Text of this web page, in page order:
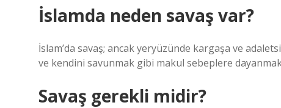
İslamda neden savaş var?
İslam’da savaş; ancak yeryüzünde kargaşa ve
ve kendini savunmak gibi makul sebeplere
Savaş gerekli midir?